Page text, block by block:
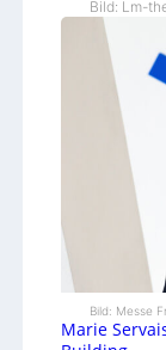
Bild: Lm-
Bild: Messe
Marie